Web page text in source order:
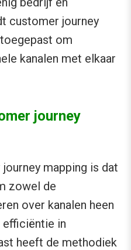
customer journey
om
kanalen met elkaar
journey
mapping is dat
zowel de
over kanalen heen
in
heeft de methodiek